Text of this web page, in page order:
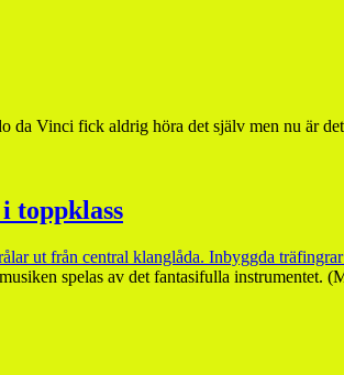
da Vinci fick aldrig höra det själv men nu är
toppklass
spelas av det fantasifulla instrumentet.